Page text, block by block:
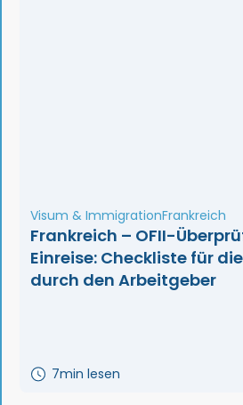
Visum & ImmigrationFrankreich
Frankreich – OFII-
Einreise: Checkliste für
durch den Arbeitgeber
7min lesen